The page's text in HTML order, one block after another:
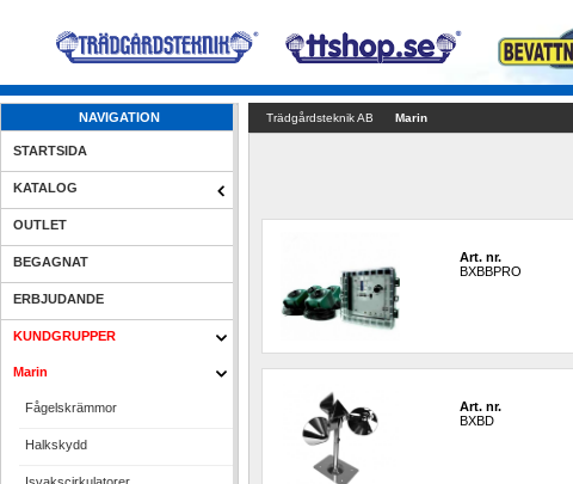
NAVIGATION
STARTSIDA
KATALOG
OUTLET
BEGAGNAT
ERBJUDANDE
KUNDGRUPPER
Marin
Fågelskrämmor
Halkskydd
Trädgårdsteknik AB Marin
Art. nr.
BXBBPRO
Art. nr.
BXBD